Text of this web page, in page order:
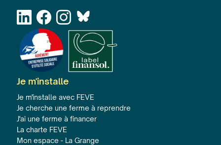
Je m'installe
Je m'installe avec FEVE
Je cherche une ferme à reprendre
J'ai une ferme à financer
La charte FEVE
Mon espace - La Grange